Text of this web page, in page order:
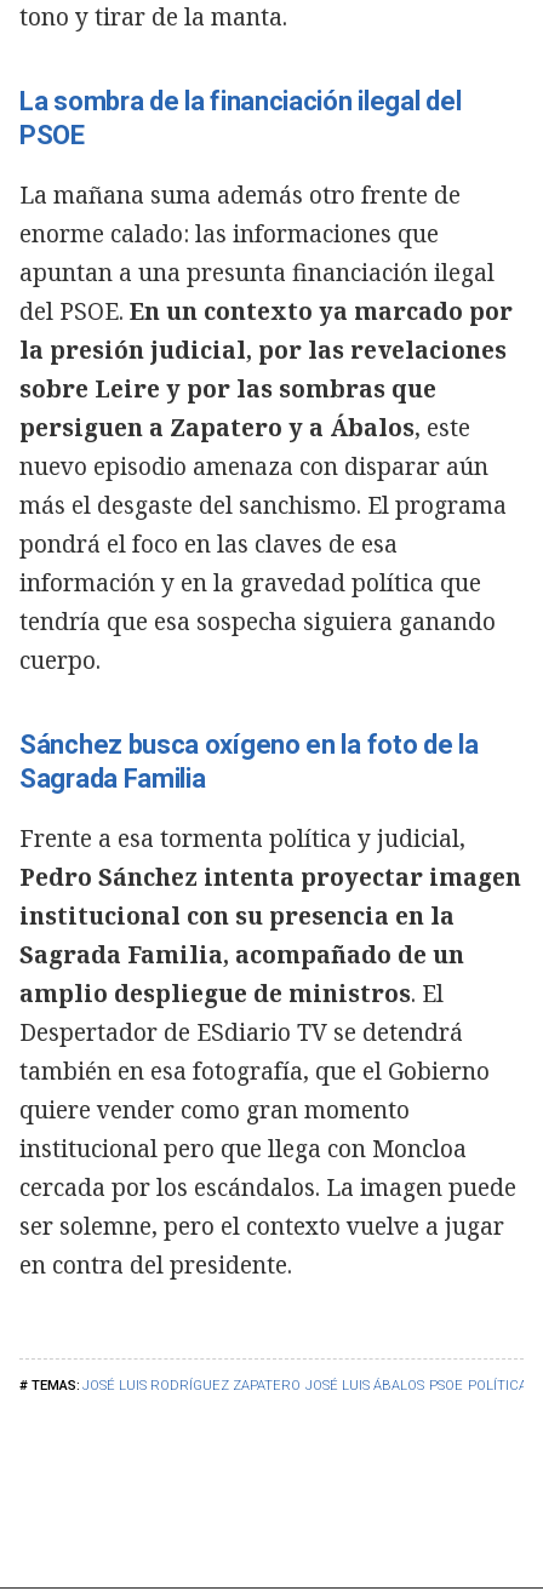
JOSÉ LUIS RODRÍGUEZ ZAPATERO JOSÉ LUIS ÁBALOS PSOE POLÍTICA
tono y tirar de la manta.
La sombra de la financiación ilegal del
PSOE
La mañana suma además otro frente de
enorme calado: las informaciones que
apuntan a una presunta financiación ilegal
del PSOE. En un contexto ya marcado por
la presión judicial, por las revelaciones
sobre Leire y por las sombras que
persiguen a Zapatero y a Ábalos, este
nuevo episodio amenaza con disparar aún
más el desgaste del sanchismo. El programa
pondrá el foco en las claves de esa
información y en la gravedad política que
tendría que esa sospecha siguiera ganando
cuerpo.
Sánchez busca oxígeno en la foto de la
Sagrada Familia
Frente a esa tormenta política y judicial,
Pedro Sánchez intenta proyectar imagen
institucional con su presencia en la
Sagrada Familia, acompañado de un
amplio despliegue de ministros. El
Despertador de ESdiario TV se detendrá
también en esa fotografía, que el Gobierno
quiere vender como gran momento
institucional pero que llega con Moncloa
cercada por los escándalos. La imagen puede
ser solemne, pero el contexto vuelve a jugar
en contra del presidente.